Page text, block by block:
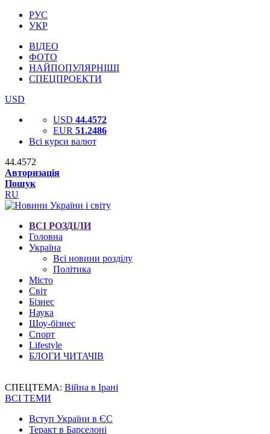
РУС
УКР
ВІДЕО
ФОТО
НАЙПОПУЛЯРНІШІ
СПЕЦПРОЕКТИ
USD
USD 44.4572
EUR 51.2486
Всі курси валют
44.4572
Авторизація
Пошук
RU
ВСІ РОЗДІЛИ
Головна
Україна
Всі новини розділу
Політика
Місто
Світ
Бізнес
Наука
Шоу-бізнес
Спорт
Lifestyle
БЛОГИ ЧИТАЧІВ
СПЕЦТЕМА: Війна в Ірані
ВСІ ТЕМИ
Вступ України в ЄС
Теракт в Барселоні